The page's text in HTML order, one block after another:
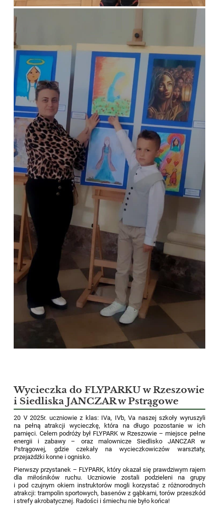
Wycieczka do FLYPARKU w Rzeszowie
i Siedliska JANCZAR w Pstrągowe
20 V 2025r. uczniowie z klas: IVa, IVb, Va naszej szkoły wyruszyli
na pełną atrakcji wycieczkę, która na długo pozostanie w ich
pamięci. Celem podróży był FLYPARK w Rzeszowie – miejsce pełne
energii i zabawy – oraz malownicze Siedlisko JANCZAR w
Pstrągowej, gdzie czekały na wycieczkowiczów warsztaty,
przejażdżki konne i ognisko.
Pierwszy przystanek – FLYPARK, który okazał się prawdziwym rajem
dla miłośników ruchu. Uczniowie zostali podzieleni na grupy
i pod czujnym okiem instruktorów mogli korzystać z różnorodnych
atrakcji: trampolin sportowych, basenów z gąbkami, torów przeszkód
i strefy akrobatycznej. Radości i śmiechu nie było końca!